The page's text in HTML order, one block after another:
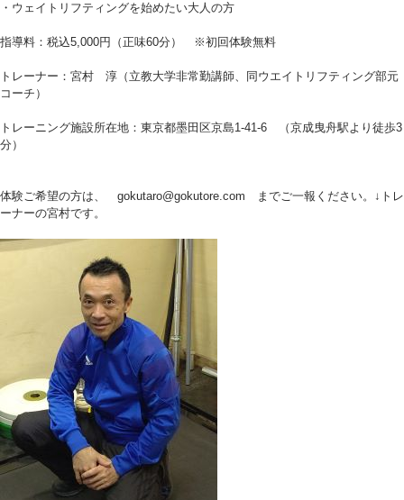
・ウェイトリフティングを始めたい大人の方
指導料：税込5,000円（正味60分） ※初回体験無料
トレーナー：宮村 淳（立教大学非常勤講師、同ウエイトリフティング部元
コーチ）
トレーニング施設所在地：東京都墨田区京島1-41-6 （京成曳舟駅より徒歩3
分）
体験ご希望の方は、 gokutaro@gokutore.com までご一報ください。↓トレ
ーナーの宮村です。